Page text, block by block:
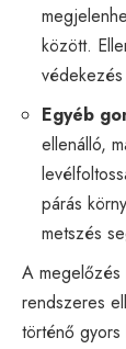
között.
védekezés
Egyéb
ellenálló,
párás
metszés
A megelőzés
rendszeres
történő gyors